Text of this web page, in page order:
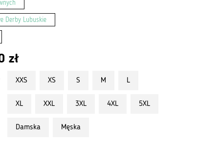
Derby Lubuskie
zł
XXS XS S M L
XL XXL 3XL 4XL 5XL
Damska Męska